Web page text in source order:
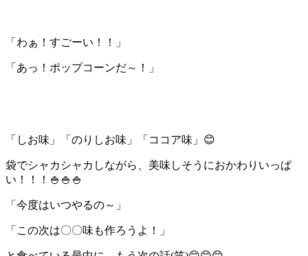
「わぁ！すごーい！！」
「あっ！ポップコーンだ～！」
「しお味」「のりしお味」「ココア味」😊
袋でシャカシャカしながら、美味しそうにおかわりいっぱ
い！！！🍚🍚🍚
「今度はいつやるの～」
「この次は〇〇味も作ろうよ！」